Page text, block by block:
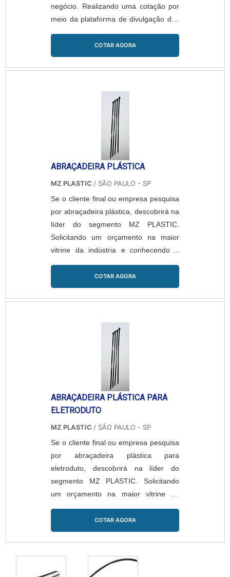
negócio. Realizando uma cotação por
meio da plataforma de divulgação das
referência no mercado em seu próprio
segmento.DIFERENCIAIS
IMPORTANTES DE ABRAÇADEIRA
por abraçadeira de nylon inovadora,
acha a MZ PLASTIC. Empresa
especializada em organizador clip auto
COTAR AGORA
ABRAÇADEIRA PLÁSTICA
MZ PLASTIC / SÃO PAULO - SP
Se o cliente final ou empresa pesquisa
por abraçadeira plástica, descobrirá na
líder do segmento MZ PLASTIC.
Solicitando um orçamento na maior
vitrine da indústria e conhecendo a
próprio segmento. É isso! Quando a
procura é por abraçadeira plástica,
com a MZ PLASTIC obterá ótimo
qualidade dos produtos e o bom
relacionamento com cliente.ALGUNS
DETALHES SOBRE ABRAÇADEIRA P...
COTAR AGORA
ABRAÇADEIRA PLÁSTICA PARA
ELETRODUTO
MZ PLASTIC / SÃO PAULO - SP
Se o cliente final ou empresa pesquisa
por abraçadeira plástica para
eletroduto, descobrirá na líder do
segmento MZ PLASTIC. Solicitando
um orçamento na maior vitrine da
referência no mercado em seu próprio
segmento.MAIS DETALHES SOBRE
ABRAÇADEIRA PLÁSTICA PARA
ELETRODUTOQuem procura por
abraçadeira plástica para eletroduto,
COTAR AGORA